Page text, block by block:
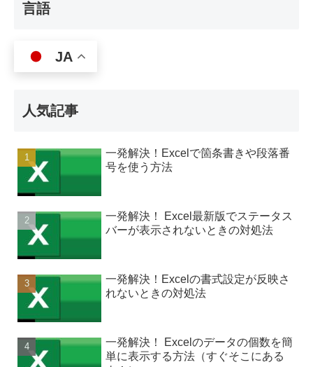
言語
JA
人気記事
一発解決！Excelで箇条書きや段落番
号を使う方法
一発解決！ Excel最新版でステータス
バーが表示されないときの対処法
一発解決！Excelの書式設定が反映さ
れないときの対処法
一発解決！ Excelのデータの個数を簡
単に表示する方法（すぐそこにある